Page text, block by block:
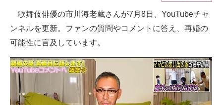
スマホと通信の最新トレンド
好きが集まる 比べて選べる
ビジネスと働き方のヒント
歌舞伎俳優の市川海老蔵さんが7月8日、YouTubeチャ
ンネルを更新。ファンの質問やコメントに答え、再婚の
可能性に言及しています。